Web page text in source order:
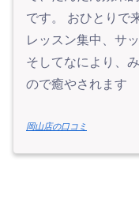
です。 おひとりで
レッスン集中、サ
そしてなにより、
ので癒やされます
岡山店の口コミ